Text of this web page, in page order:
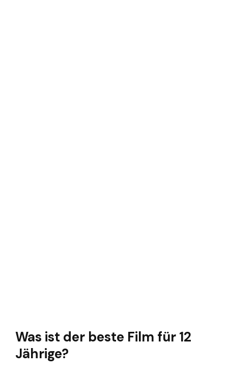
Was ist der beste Film für 12
Jährige?